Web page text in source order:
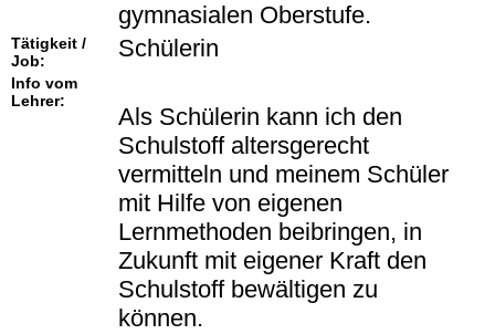
gymnasialen Oberstufe.
Tätigkeit /
Job:
Schülerin
Info vom
Lehrer:
Als Schülerin kann ich den
Schulstoff altersgerecht
vermitteln und meinem Schüler
mit Hilfe von eigenen
Lernmethoden beibringen, in
Zukunft mit eigener Kraft den
Schulstoff bewältigen zu
können.